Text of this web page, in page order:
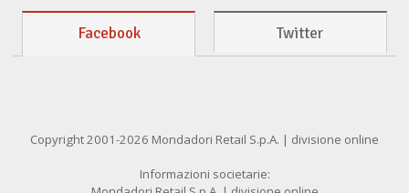
Facebook Twitter
Copyright 2001-2026 Mondadori Retail S.p.A. | divisione online
Informazioni societarie: